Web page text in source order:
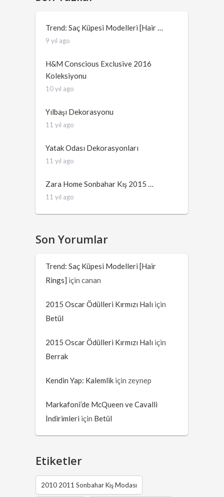
Trend: Saç Küpesi Modelleri [Hair …
9 yıl ago
H&M Conscious Exclusive 2016
Koleksiyonu
10 yıl ago
Yılbaşı Dekorasyonu
11 yıl ago
Yatak Odası Dekorasyonları
11 yıl ago
Zara Home Sonbahar Kış 2015 …
11 yıl ago
Son Yorumlar
Trend: Saç Küpesi Modelleri [Hair
Rings] içincanan
2015 Oscar Ödülleri Kırmızı Halı için
Betül
2015 Oscar Ödülleri Kırmızı Halı için
Berrak
Kendin Yap: Kalemlik için zeynep
Markafoni’de McQueen ve Cavalli
İndirimleri için Betül
Etiketler
2010 2011 Sonbahar Kış Modası